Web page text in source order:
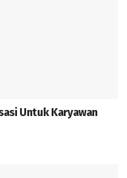
Untuk Karyawan